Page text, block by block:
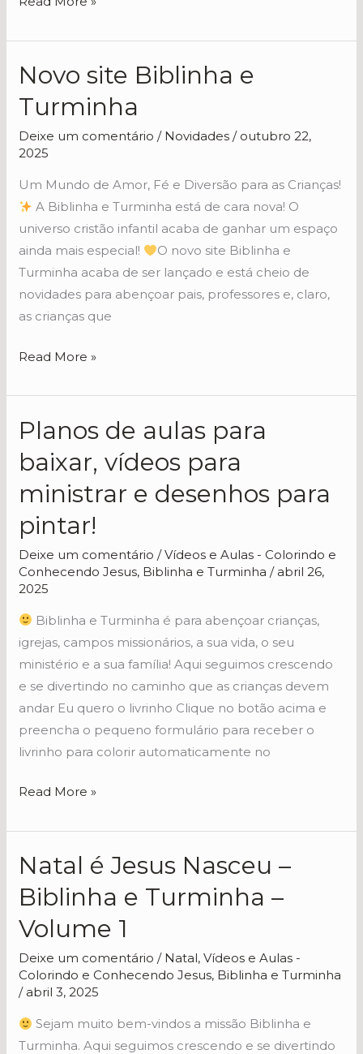
Novo site Biblinha e
Turminha
Deixe um comentário / Novidades / outubro 22,
2025
Um Mundo de Amor, Fé e Diversão para as Crianças!
A Biblinha e Turminha está de cara nova! O
universo cristão infantil acaba de ganhar um espaço
ainda mais especial!
O novo site Biblinha e
Turminha acaba de ser lançado e está cheio de
novidades para abençoar pais, professores e, claro,
as crianças que
Novo
Biblinha
e
Turminha
Read More »
Planos de aulas para
baixar, vídeos para
ministrar e desenhos para
pintar!
Deixe um comentário /Vídeos e Aulas - Colorindo e
Conhecendo Jesus, Biblinha e Turminha / abril 26,
2025
Biblinha e Turminha é para abençoar crianças,
igrejas, campos missionários, a sua vida, o seu
ministério e a sua família! Aqui seguimos crescendo
e se divertindo no caminho que as crianças devem
andar Eu quero o livrinho Clique no botão acima e
preencha o pequeno formulário para receber o
livrinho para colorir automaticamente no
Planos
aulas
para
vídeos
para
ministrar
desenhos
para
pintar!
Read More »
Natal é Jesus Nasceu –
Biblinha e Turminha –
Volume 1
Deixe um comentário / Natal,Vídeos e Aulas -
Colorindo e Conhecendo Jesus, Biblinha e Turminha
/ abril 3, 2025
Sejam muito bem-vindos a missão Biblinha e
Turminha. Aqui seguimos crescendo e se divertindo
Natal
Jesus
Nasceu
Biblinha
e
–